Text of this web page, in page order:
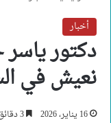
أخبار
دكتور
نعيش في
16 يناير، 2026